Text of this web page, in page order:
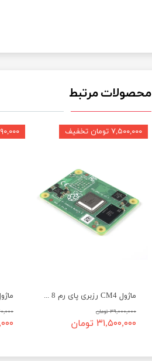
محصولات مرتبط
۹۰,۰۰۰ تومان تخفیف
ماژول CM4 رزبری پای رم 8 مدل Raspberry Pi Compute Module CM4108032
۳۹,۰۰۰,۰۰۰ تومان
۳۱,۵۰۰,۰۰۰ تومان
۷,۵۰۰,۰۰۰ تومان تخفیف